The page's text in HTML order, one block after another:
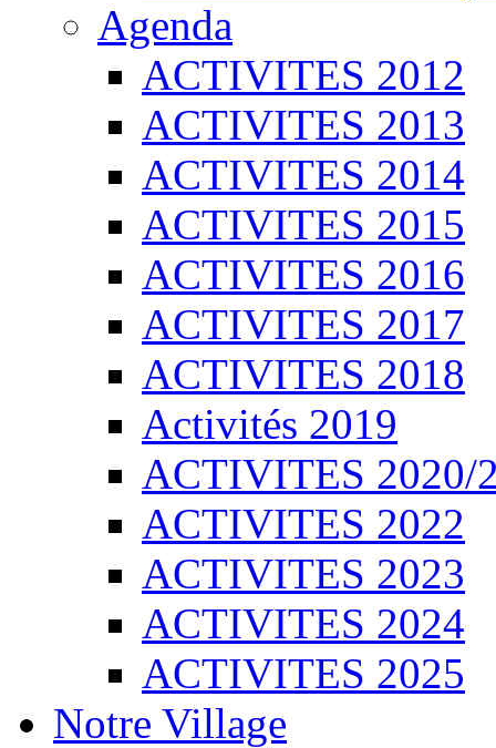
Agenda
ACTIVITES 2012
ACTIVITES 2013
ACTIVITES 2014
ACTIVITES 2015
ACTIVITES 2016
ACTIVITES 2017
ACTIVITES 2018
Activités 2019
ACTIVITES 2020/
ACTIVITES 2022
ACTIVITES 2023
ACTIVITES 2024
ACTIVITES 2025
Notre Village